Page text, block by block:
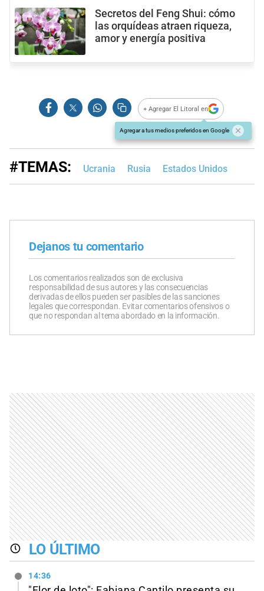
Secretos del Feng Shui: cómo
las orquídeas atraen riqueza,
amor y energía positiva
+ Agregar El Litoral en
Agregar a tus medios preferidos en Google
#TEMAS: Ucrania Rusia Estados Unidos
Dejanos tu comentario
Los comentarios realizados son de exclusiva
responsabilidad de sus autores y las consecuencias
derivadas de ellos pueden ser pasibles de las sanciones
legales que correspondan. Evitar comentarios ofensivos o
que no respondan al tema abordado en la información.
LO ÚLTIMO
14:36